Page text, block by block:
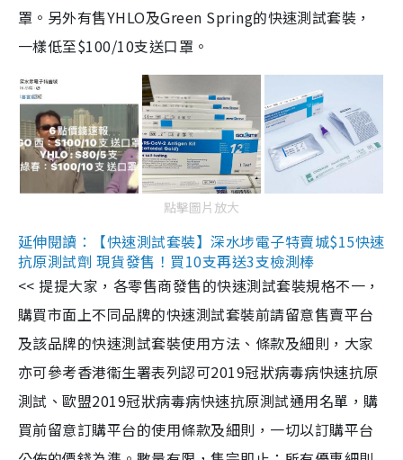
罩。另外有售YHLO及Green Spring的快速測試套裝，
一樣低至$100/10支送口罩。
點擊圖片放大
延伸閱讀：【快速測試套裝】深水埗電子特賣城$15快速
抗原測試劑 現貨發售！買10支再送3支檢測棒
<< 提提大家，各零售商發售的快速測試套裝規格不一，
購買市面上不同品牌的快速測試套裝前請留意售賣平台
及該品牌的快速測試套裝使用方法、條款及細則，大家
亦可參考香港衞生署表列認可2019冠狀病毒病快速抗原
測試、歐盟2019冠狀病毒病快速抗原測試通用名單，購
買前留意訂購平台的使用條款及細則，一切以訂購平台